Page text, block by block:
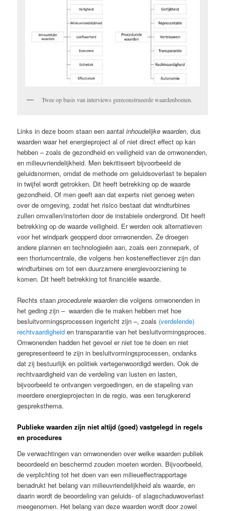
Twee op basis van interviews gereconstrueerde waardenbomen.
Links in deze boom staan een aantalinhoudelijke waarden, dus
waarden waar het energieproject al of niet direct effect op kan
hebben – zoals de gezondheid en veiligheid van de omwonenden,
en milieuvriendelijkheid. Men bekritiseert bijvoorbeeld de
geluidsnormen, omdat de methode om geluidsoverlast te bepalen
in twijfel wordt getrokken. Dit heeft betrekking op de waarde
gezondheid. Of men geeft aan dat experts niet genoeg weten
over de omgeving, zodat het risico bestaat dat windturbines
zullen omvallen/instorten door de instabiele ondergrond. Dit heeft
betrekking op de waarde veiligheid. Er werden ook alternatieven
voor het windpark geopperd door omwonenden. Ze droegen
andere plannen en technologieën aan, zoals een zonnepark, of
een thoriumcentrale, die volgens hen kosteneffectiever zijn dan
windturbines om tot een duurzamere energievoorziening te
komen. Dit heeft betrekking tot financiële waarde.
Rechts staanprocedurele waarden die volgens omwonenden in
het geding zijn – waarden die te maken hebben met hoe
besluitvormingsprocessen ingericht zijn –, zoals (verdelende)
rechtvaardigheid en transparantie van het besluitvormingsproces.
Omwonenden hadden het gevoel er niet toe te doen en niet
gerepresenteerd te zijn in besluitvormingsprocessen, ondanks
dat zij bestuurlijk en politiek vertegenwoordigd werden. Ook de
rechtvaardigheid van de verdeling van lusten en lasten,
bijvoorbeeld te ontvangen vergoedingen, en de stapeling van
meerdere energieprojecten in de regio, was een terugkerend
gespreksthema.
Publieke waarden zijn niet altijd (goed) vastgelegd in regels
en procedures
De verwachtingen van omwonenden over welke waarden publiek
beoordeeld en beschermd zouden moeten worden. Bijvoorbeeld,
de verplichting tot het doen van een milieueffectrapportage
benadrukt het belang van milieuvriendelijkheid als waarde, en
daarin wordt de beoordeling van geluids- of slagschaduwoverlast
meegenomen. Het belang van deze waarden wordt door zowel